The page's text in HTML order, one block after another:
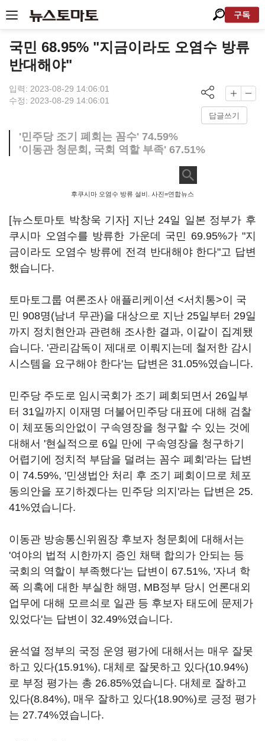
구독
국민 68.95% "지금이라도 오염수 방류
반대해야"
입력: 2023-08-29 14:06:01
수정: 2023-08-29 14:06:01
답글쓰기
'민주당 조기 폐회는 꼼수' 74.59%
'이동관 청문회, 국회 역할 부족' 67.51%
후쿠시마 오염수 방류 설비. 사진=연합뉴스
[뉴스토마토 박창욱 기자] 지난 24일 일본 정부가 후
쿠시마 오염수를 방류한 가운데 국민 69.95%가 "지
금이라도 오염수 방류에 전격 반대해야 한다"고 답변
했습니다.
토마토그룹 여론조사 애플리케이션 <서치통>이 국
민 908명(남녀 무관)을 대상으로 지난 25일부터 29일
까지 정치현안과 관련해 조사한 결과, 이같이 집계됐
습니다. '관리감독이 제대로 이뤄지는데 철저한 감시
시스템을 요구해야 한다'는 답변은 31.05%였습니다.
민주당 주도로 임시국회가 조기 폐회되면서 26일부
터 31일까지 이재명 더불어민주당 대표에 대해 검찰
이 체포동의안없이 구속영장을 청구할 수 있는 것에
대해서 '현실적으로 6일 만에 구속영장을 청구하기
어렵기에 정치적 부담을 덜려는 꼼수 폐회'라는 답변
이 74.59%, '민생법안 처리 후 조기 폐회이므로 체포
동의안을 포기하겠다는 민주당 의지'라는 답변은 25.
41%였습니다.
이동관 방송통신위원장 후보자 청문회에 대해서는
'여야의 법적 시한까지 증인 채택 합의가 안되는 등
국회의 역할이 부족했다'는 답변이 67.51%, '자녀 학
폭 의혹에 대한 부실한 해명, MB정부 당시 언론대외
업무에 대해 모르쇠로 일관 등 후보자 태도에 문제가
있었다'는 답변이 32.49%였습니다.
윤석열 정부의 국정 운영 평가에 대해서는 매우 잘못
하고 있다(15.91%), 대체로 잘못하고 있다(10.94%)
로 부정 평가는 총 26.85%였습니다. 대체로 잘하고
있다(8.84%), 매우 잘하고 있다(18.90%)로 긍정 평가
는 27.74%였습니다.